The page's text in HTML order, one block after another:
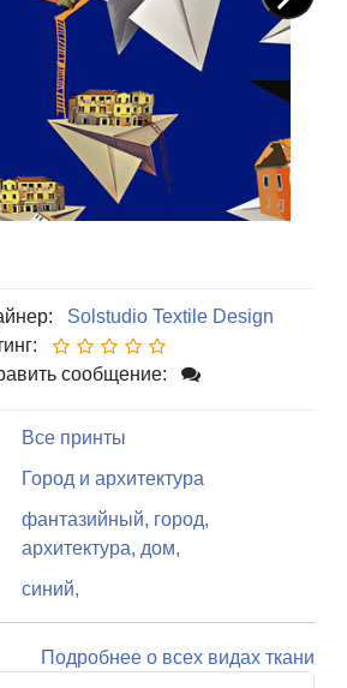
t
Solstudio Textile Design
сообщение:
Все принты
Город и архитектура
фантазийный, город,
архитектура, дом,
синий,
Подробнее о всех видах ткани